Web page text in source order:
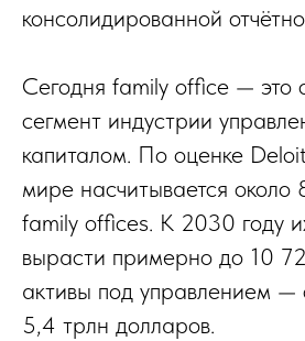
консолидированной
Сегодня family office — это
сегмент индустрии
капиталом. По оценке
мире насчитывается
family offices. К 2030 году
вырасти примерно до 10
активы под управлением —
5,4 трлн долларов.